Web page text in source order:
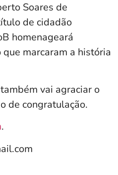
Soares de
de cidadão
homenageará
marcaram a história
vai agraciar o
de congratulação.
.